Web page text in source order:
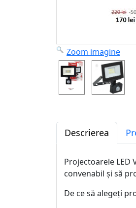
Zoom imagine
Descrierea
Projectoarele LED
convenabil și să
De ce să alegeți